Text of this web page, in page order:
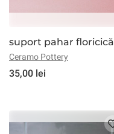
suport pahar floricică
Ceramo Pottery
35,00 lei